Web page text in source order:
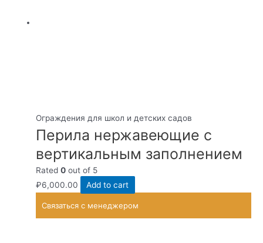
Ограждения для школ и детских садов
Перила нержавеющие с
вертикальным заполнением
Rated0 out of 5
₽6,000.00 Add to cart
Связаться с менеджером